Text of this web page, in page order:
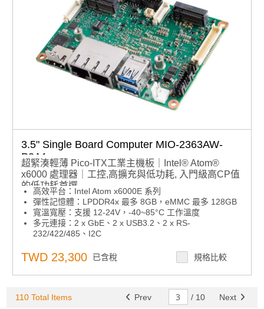
3.5" Single Board Computer MIO-2363AW-
P2A1
超緊湊輕薄 Pico-ITX工業主機板｜Intel® Atom®
x6000 處理器｜工控,高擴充與低功耗, 入門級高CP值
的低功耗首選
高效平台：Intel Atom x6000E 系列
彈性記憶體：LPDDR4x 最多 8GB，eMMC 最多 128GB
寬溫寬壓：支援 12-24V，-40~85°C 工作溫度
多元連接：2 x GbE、2 x USB3.2、2 x RS-
232/422/485、I2C
RS-232 模組）
智慧管理：支援 iManager、軟體 API、WISE-
DeviceOn、EdgeAI 套件
TWD 23,300 已含稅 規格比較
110 Total Items Prev / 10 Next